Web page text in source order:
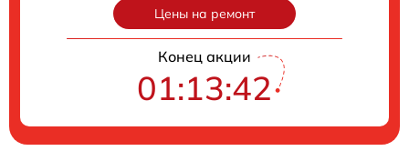
Цены на ремонт
Конец акции
01:13:41